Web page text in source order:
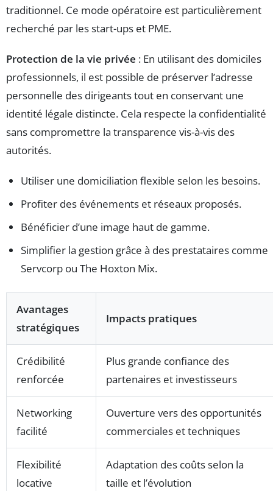
traditionnel. Ce mode opératoire est particulièrement
recherché par les start-ups et PME.
Protection de la vie privée : En utilisant des domiciles
professionnels, il est possible de préserver l’adresse
personnelle des dirigeants tout en conservant une
identité légale distincte. Cela respecte la confidentialité
sans compromettre la transparence vis-à-vis des
autorités.
Utiliser une domiciliation flexible selon les besoins.
Profiter des événements et réseaux proposés.
Bénéficier d’une image haut de gamme.
Simplifier la gestion grâce à des prestataires comme
Servcorp ou The Hoxton Mix.
Avantages
stratégiques
Impacts pratiques
Crédibilité
renforcée
Plus grande confiance des
partenaires et investisseurs
Networking
facilité
Ouverture vers des opportunités
commerciales et techniques
Flexibilité
locative
Adaptation des coûts selon la
taille et l’évolution